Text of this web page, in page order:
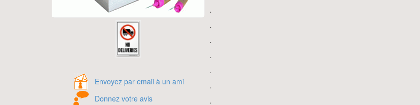
Envoyez par email à un ami
Donnez votre avis
.
.
.
.
.
.
.